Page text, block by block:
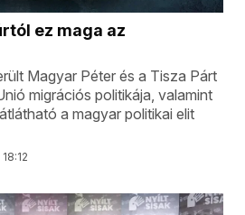
ez maga az
Magyar Péter és a Tisza Párt
migrációs politikája, valamint
a magyar politikai elit